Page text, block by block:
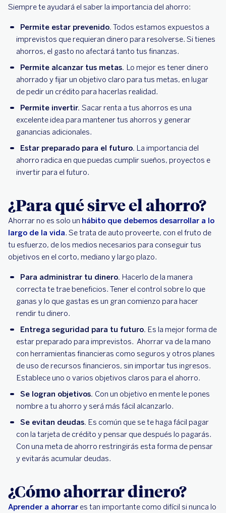
Siempre te ayudará el saber la importancia del ahorro:
Permite estar prevenido. Todos estamos expuestos a
imprevistos que requieran dinero para resolverse. Si tienes
ahorros, el gasto no afectará tanto tus finanzas.
Permite alcanzar tus metas. Lo mejor es tener dinero
ahorrado y fijar un objetivo claro para tus metas, en lugar
de pedir un crédito para hacerlas realidad.
Permite invertir. Sacar renta a tus ahorros es una
excelente idea para mantener tus ahorros y generar
ganancias adicionales.
Estar preparado para el futuro. La importancia del
ahorro radica en que puedas cumplir sueños, proyectos e
invertir para el futuro.
¿Para qué sirve el ahorro?
Ahorrar no es solo un hábito que debemos desarrollar a lo
largo de la vida. Se trata de auto proveerte, con el fruto de
tu esfuerzo, de los medios necesarios para conseguir tus
objetivos en el corto, mediano y largo plazo.
Para administrar tu dinero. Hacerlo de la manera
correcta te trae beneficios. Tener el control sobre lo que
ganas y lo que gastas es un gran comienzo para hacer
rendir tu dinero.
Entrega seguridad para tu futuro. Es la mejor forma de
estar preparado para imprevistos. Ahorrar va de la mano
con herramientas financieras como seguros y otros planes
de uso de recursos financieros, sin importar tus ingresos.
Establece uno o varios objetivos claros para el ahorro.
Se logran objetivos. Con un objetivo en mente le pones
nombre a tu ahorro y será más fácil alcanzarlo.
Se evitan deudas. Es común que se te haga fácil pagar
con la tarjeta de crédito y pensar que después lo pagarás.
Con una meta de ahorro restringirás esta forma de pensar
y evitarás acumular deudas.
¿Cómo ahorrar dinero?
Aprender a ahorrar es tan importante como difícil si nunca lo